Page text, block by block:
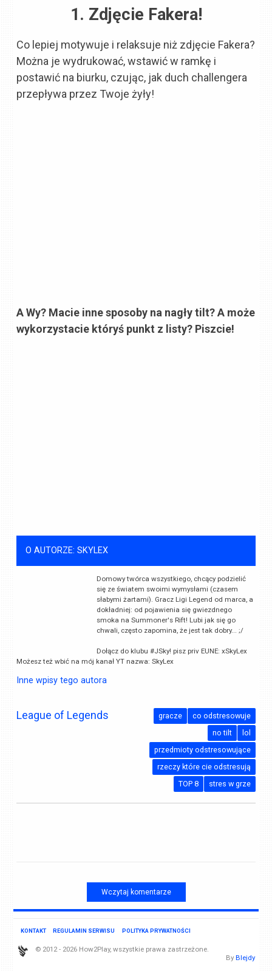
1. Zdjęcie Fakera!
Co lepiej motywuje i relaksuje niż zdjęcie Fakera?
Można je wydrukować, wstawić w ramkę i
postawić na biurku, czując, jak duch challengera
przepływa przez Twoje żyły!
A Wy? Macie inne sposoby na nagły tilt? A może
wykorzystacie któryś punkt z listy? Piszcie!
O AUTORZE: SKYLEX
Domowy twórca wszystkiego, chcący podzielić
się ze światem swoimi wymysłami (czasem
słabymi żartami). Gracz Ligi Legend od marca, a
dokładniej: od pojawienia się gwiezdnego
smoka na Summoner's Rift! Lubi jak się go
chwali, często zapomina, że jest tak dobry... ;/
Dołącz do klubu #JSky! pisz priv EUNE: xSkyLex
Możesz też wbić na mój kanał YT nazwa: SkyLex
Inne wpisy tego autora
League of Legends co odstresowuje
gracze
lol
no tilt
przedmioty odstresowujące
rzeczy które cie odstresują
stres w grze
TOP 8
Wczytaj komentarze
KONTAKT REGULAMIN SERWISU POLITYKA PRYWATNOŚCI
© 2012 - 2026 How2Play, wszystkie prawa zastrzeżone.
By Blejdy